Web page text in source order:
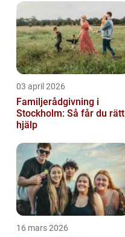
03 april 2026
Familjerådgivning i
Stockholm: Så får du rätt
hjälp
16 mars 2026